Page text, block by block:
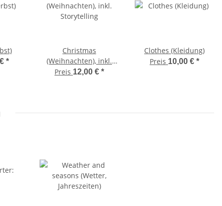
*
Christmas
(Weihnachten), inkl.
Storytelling
Preis 12,00 € *
Clothes (Kleidung)
Preis 10,00 € *